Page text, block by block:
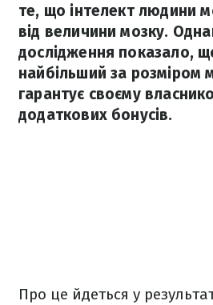
те, що інтелект людини
від величини мозку.
дослідження показало,
найбільший за розміром
гарантує своєму
додаткових бонусів.
Про це йдеться у